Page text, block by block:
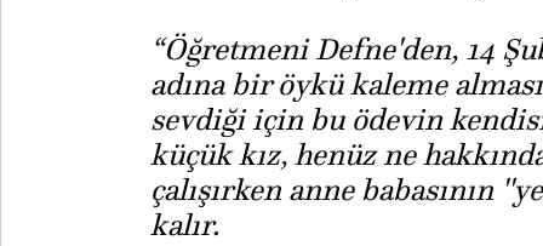
“Öğretmeni Defne'den, 14
adına bir öykü kaleme
sevdiği için bu ödevin
küçük kız, henüz ne
çalışırken anne babasının
kalır.